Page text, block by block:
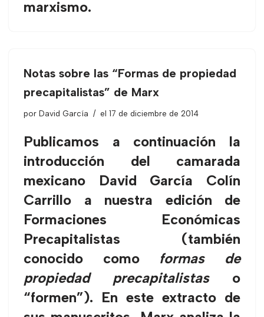
marxismo.
Notas sobre las “Formas de propiedad
precapitalistas” de Marx
por David García el 17 de diciembre de 2014
Publicamos a continuación la
introducción del camarada
mexicano David García Colín
Carrillo a nuestra edición de
Formaciones Económicas
Precapitalistas (también
conocido como formas de
propiedad precapitalistaso
“formen”). En este extracto de